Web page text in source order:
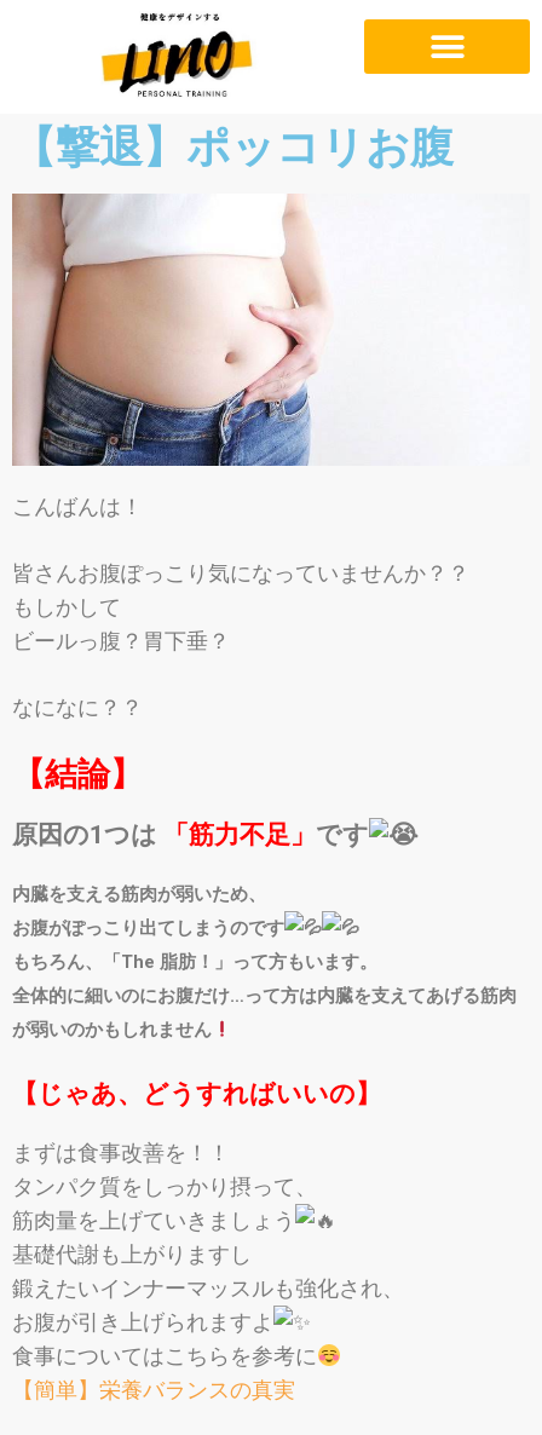
【撃退】ポッコリお腹
こんばんは！
皆さんお腹ぽっこり気になっていませんか？？
もしかして
ビールっ腹？胃下垂？
なになに？？
【結論】
原因の1つは 「筋力不足」 です
内臓を支える筋肉が弱いため、
お腹がぽっこり出てしまうのです
もちろん、「The 脂肪！」って方もいます。
全体的に細いのにお腹だけ…って方は内臓を支えてあげる筋肉
が弱いのかもしれません
【じゃあ、どうすればいいの】
まずは食事改善を！！
タンパク質をしっかり摂って、
筋肉量を上げていきましょう
基礎代謝も上がりますし
鍛えたいインナーマッスルも強化され、
お腹が引き上げられますよ
食事についてはこちらを参考に
【簡単】栄養バランスの真実